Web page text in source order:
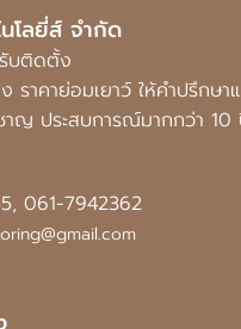
โลยี่ส์ จำกัด
บติดตั้ง
าคาย่อมเยาว์ ให้คำปรึกษาแ
าญ ประสบการณ์มากกว่า 10
, 061-7942362